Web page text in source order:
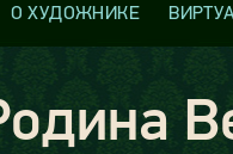
О ХУДОЖНИКЕ